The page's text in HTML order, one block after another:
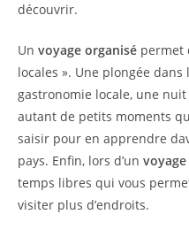
découvrir.
Un voyage organisé permet
locales ». Une plongée
gastronomie locale, une
autant de petits moments
saisir pour en apprendre
pays. Enfin, lors d’un
temps libres qui vous
visiter plus d’endroits.